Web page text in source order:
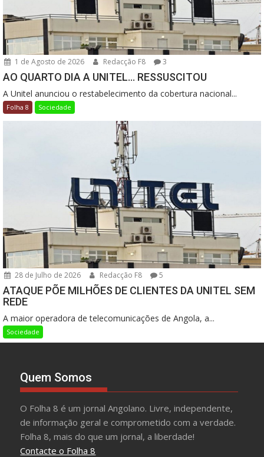
1 de Agosto de 2026 Redacção F8 3
AO QUARTO DIA A UNITEL… RESSUSCITOU
A Unitel anunciou o restabelecimento da cobertura nacional...
Folha 8 Sociedade
28 de Julho de 2026 Redacção F8 5
ATAQUE PÕE MILHÕES DE CLIENTES DA UNITEL SEM
REDE
A maior operadora de telecomunicações de Angola, a...
Sociedade
Quem Somos
O Folha 8 é um jornal Angolano. Livre, independente,
de informação geral e comprometido com a verdade.
Folha 8, mais do que um jornal, a liberdade!
Contacte o Folha 8